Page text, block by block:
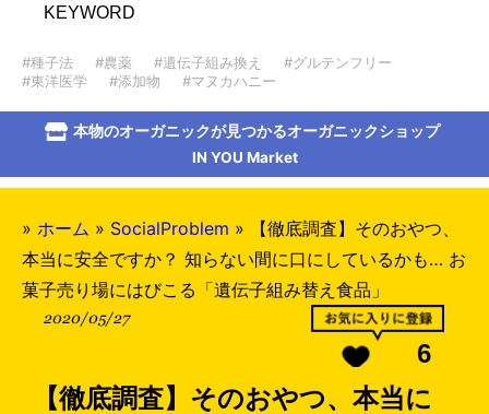
KEYWORD
#種子法 #農薬 #遺伝子組み換え
#グルテンフリー
#東洋医学
#添加物 #マヌカハニー
本物のオーガニックが見つかるオーガニックショップ
IN YOU Market
» ホーム » SocialProblem »
【徹底調査】そのおやつ、
本当に安全ですか？ 知らない間に口にしているかも… お
菓子売り場にはびこる「遺伝子組み替え食品」
2020/05/27
6
【徹底調査】そのおやつ、本当に